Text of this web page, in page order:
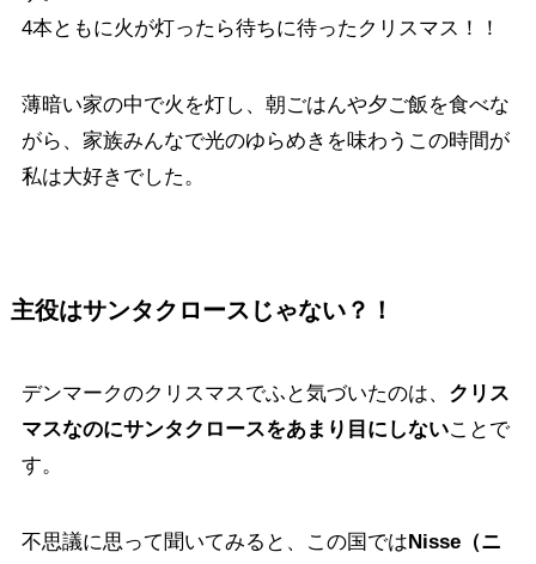
4本ともに火が灯ったら待ちに待ったクリスマス！！
薄暗い家の中で火を灯し、朝ごはんや夕ご飯を食べな
がら、家族みんなで光のゆらめきを味わうこの時間が
私は大好きでした。
主役はサンタクロースじゃない？！
デンマークのクリスマスでふと気づいたのは、 クリス
マスなのにサンタクロースをあまり目にしないことで
す。
不思議に思って聞いてみると、この国ではNisse（ニ